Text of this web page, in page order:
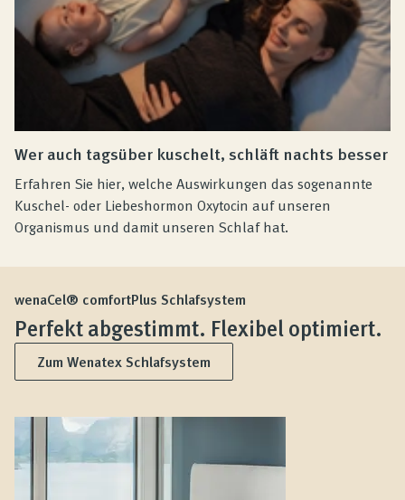
Wer auch tagsüber kuschelt, schläft nachts besser
Erfahren Sie hier, welche Auswirkungen das sogenannte
Kuschel- oder Liebeshormon Oxytocin auf unseren
Organismus und damit unseren Schlaf hat.
wenaCel® comfortPlus Schlafsystem
Perfekt abgestimmt. Flexibel optimiert.
Zum Wenatex Schlafsystem